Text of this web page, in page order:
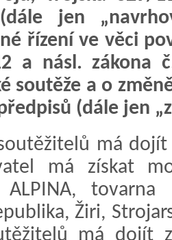
jen
řízení ve věci
a násl. zákona
soutěže a o
(dále jen
má
má získat
ALPINA,
Žiri,
má dojít